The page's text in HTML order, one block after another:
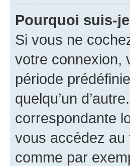
Pourquoi suis-
Si vous ne
votre connexion,
période
quelqu’un
correspondante
vous accédez au
comme par